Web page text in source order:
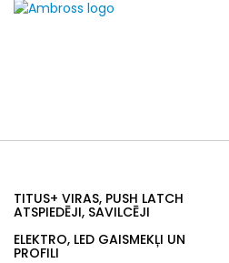
TITUS+ VIRAS, PUSH LATCH
ATSPIEDĒJI, SAVILCĒJI
ELEKTRO, LED GAISMEKĻI UN
PROFILI